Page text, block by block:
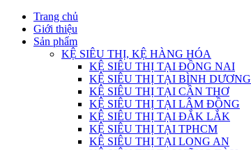
Trang chủ
Giới thiệu
Sản phẩm
KỆ SIÊU THỊ, KỆ HÀNG HÓA
KỆ SIÊU THỊ TẠI ĐỒNG NAI
KỆ SIÊU THỊ TẠI BÌNH DƯƠNG
KỆ SIÊU THỊ TẠI CẦN THƠ
KỆ SIÊU THỊ TẠI LÂM ĐỒNG
KỆ SIÊU THỊ TẠI ĐẮK LẮK
KỆ SIÊU THỊ TẠI TPHCM
KỆ SIÊU THỊ TẠI LONG AN